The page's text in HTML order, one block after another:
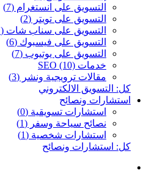
التسويق على انستغرام (7)
التسويق على تويتر (2)
التسويق على سناب شات (1)
التسويق على فيسبوك (6)
التسويق على يوتيوب (7)
خدمات SEO (10)
مقالات ترويجية ونشر (3)
كل: التسويق الالكتروني
استشارات ونصائح
استشارات تسويقية (0)
نصائح سياحة وسفر (1)
استشارات شخصية (1)
كل: استشارات ونصائح